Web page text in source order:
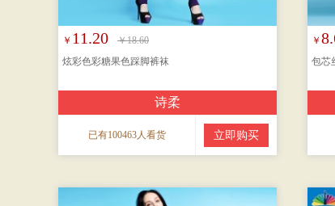
￥ 11.20
￥18.60
炫彩色彩糖果色踩脚裤袜
诗柔
已有100463人看货 立即购买
￥
包芯